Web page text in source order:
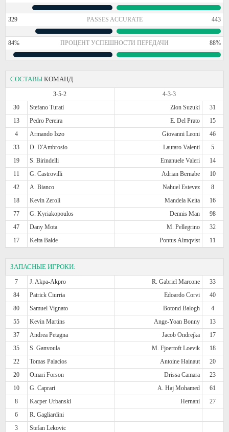
329 PASSES ACCURATE 443
84% ПРОЦЕНТ УСПЕШНОСТИ ПЕРЕДАЧИ 88%
СОСТАВЫ КОМАНД
3-5-2
4-3-3
30
Stefano Turati Zion Suzuki
31
13
Pedro Pereira E. Del Prato
15
4
Armando Izzo Giovanni Leoni
46
33
D. D'Ambrosio Lautaro Valenti
5
19
S. Birindelli Emanuele Valeri
14
11
G. Castrovilli Adrian Bernabe
10
42
A. Bianco Nahuel Estevez
8
18
Kevin Zeroli Mandela Keita
16
77
G. Kyriakopoulos Dennis Man
98
47
Dany Mota M. Pellegrino
32
17
Keita Balde Pontus Almqvist 11
ЗАПАСНЫЕ ИГРОКИ:
7 J. Akpa-Akpro R. Gabriel Marcone
33
84
Patrick Ciurria Edoardo Corvi
40
80
Samuel Vignato Botond Balogh
4
55
Kevin Martins Ange-Yoan Bonny
13
37
Andrea Petagna Jacob Ondrejka
17
35
S. Ganvoula M. Fjoertoft Loevik
18
22
Tomas Palacios Antoine Hainaut
20
20
Omari Forson Drissa Camara
23
10
G. Caprari A. Haj Mohamed
61
8
Kacper Urbanski Hernani
27
6
R. Gagliardini
3
Stefan Lekovic